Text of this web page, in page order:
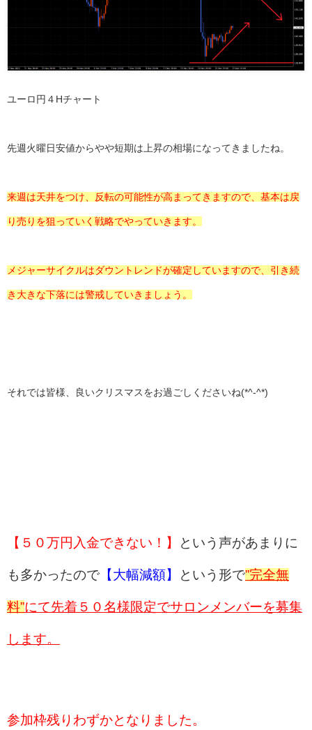
ユーロ円４Hチャート
先週火曜日安値からやや短期は上昇の相場になってきましたね。
来週は天井をつけ、反転の可能性が高まってきますので、基本は戻
り売りを狙っていく戦略でやっていきます。
メジャーサイクルはダウントレンドが確定していますので、引き続
き大きな下落には警戒していきましょう。
それでは皆様、良いクリスマスをお過ごしくださいね(*^-^*)
【５０万円入金できない！】 という声があまりに
も多かったので 【大幅減額】 という形で”完全無
料”にて先着５０名様限定でサロンメンバーを募集
します。
参加枠残りわずかとなりました。